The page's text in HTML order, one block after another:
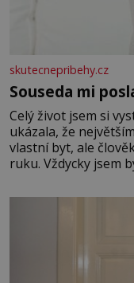
skutecnepribehy.cz
Souseda mi
Celý život jsem si
ukázala, že
vlastní byt, ale
ruku. Vždycky jsem
mi knihy, práce a